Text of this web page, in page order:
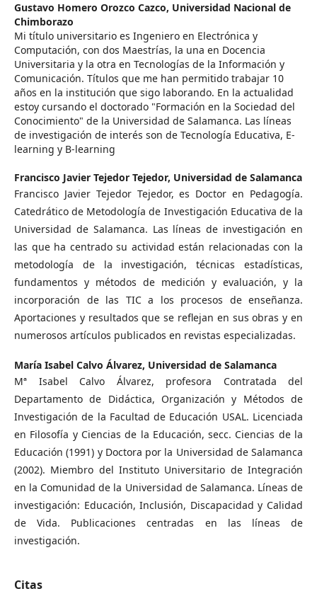
Gustavo Homero Orozco Cazco, Universidad Nacional de
Chimborazo
Mi título universitario es Ingeniero en Electrónica y
Computación, con dos Maestrías, la una en Docencia
Universitaria y la otra en Tecnologías de la Información y
Comunicación. Títulos que me han permitido trabajar 10
años en la institución que sigo laborando. En la actualidad
estoy cursando el doctorado "Formación en la Sociedad del
Conocimiento" de la Universidad de Salamanca. Las líneas
de investigación de interés son de Tecnología Educativa, E-
learning y B-learning
Francisco Javier Tejedor Tejedor, Universidad de Salamanca
Francisco Javier Tejedor Tejedor, es Doctor en Pedagogía.
Catedrático de Metodología de Investigación Educativa de la
Universidad de Salamanca. Las líneas de investigación en
las que ha centrado su actividad están relacionadas con la
metodología de la investigación, técnicas estadísticas,
fundamentos y métodos de medición y evaluación, y la
incorporación de las TIC a los procesos de enseñanza.
Aportaciones y resultados que se reflejan en sus obras y en
numerosos artículos publicados en revistas especializadas.
María Isabel Calvo Álvarez, Universidad de Salamanca
Mª Isabel Calvo Álvarez, profesora Contratada del
Departamento de Didáctica, Organización y Métodos de
Investigación de la Facultad de Educación USAL. Licenciada
en Filosofía y Ciencias de la Educación, secc. Ciencias de la
Educación (1991) y Doctora por la Universidad de Salamanca
(2002). Miembro del Instituto Universitario de Integración
en la Comunidad de la Universidad de Salamanca. Líneas de
investigación: Educación, Inclusión, Discapacidad y Calidad
de Vida. Publicaciones centradas en las líneas de
investigación.
Citas